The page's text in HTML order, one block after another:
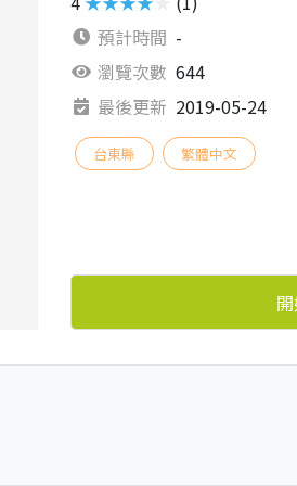
預計時間 -
瀏覽次數 644
最後更新 2019-05-24
台東縣 繁體中文